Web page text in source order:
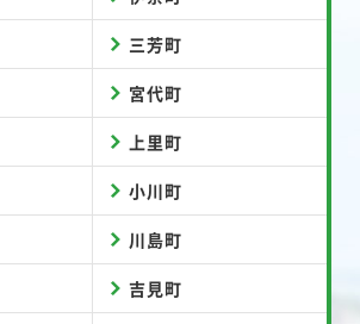
三芳町
宮代町
上里町
小川町
川島町
吉見町